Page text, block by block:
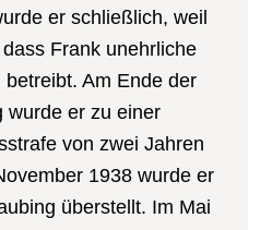
er schließlich, weil
Frank unehrliche
Am Ende der
wurde er zu einer
von zwei Jahren
1938 wurde er
überstellt. Im Mai